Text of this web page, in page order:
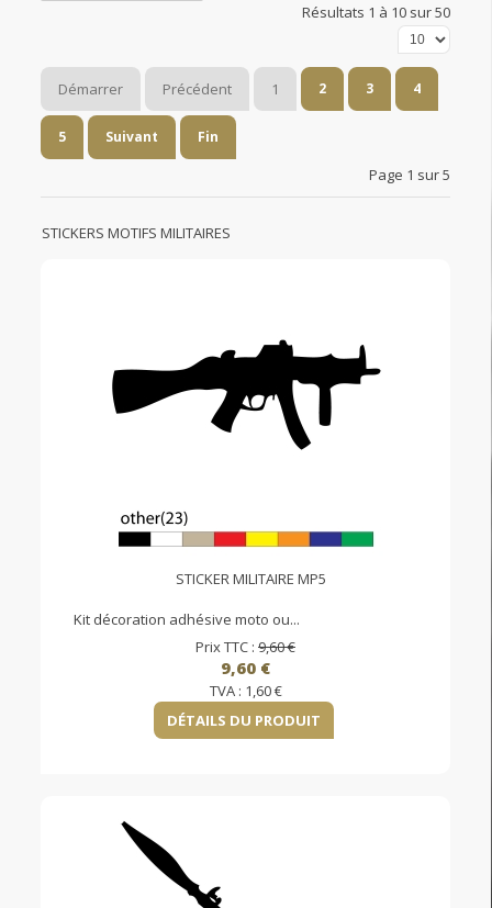
Résultats 1 à 10 sur 50
Démarrer Précédent 1 2 3 4
5 Suivant Fin
Page 1 sur 5
STICKERS MOTIFS MILITAIRES
STICKER MILITAIRE MP5
Kit décoration adhésive moto ou...
Prix TTC : 9,60 €
9,60 €
TVA : 1,60 €
DÉTAILS DU PRODUIT